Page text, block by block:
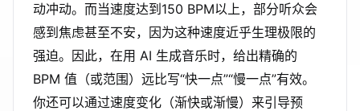
动冲动。而当速度达到150 BPM以上，部分听众会
感到焦虑甚至不安，因为这种速度近乎生理极限的
强迫。因此，在用 AI 生成音乐时，给出精确的
BPM 值（或范围）远比写“快一点”“慢一点”有效。
你还可以通过速度变化（渐快或渐慢）来引导预